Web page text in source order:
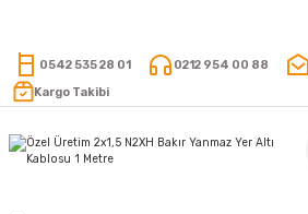
0542 535 28 01 0212 954 00 88
Kargo Takibi